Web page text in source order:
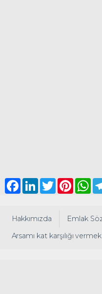
Hakkımızda Emlak
Arsamı kat karşılığı
Facebook
LinkedInTwitterPinterest